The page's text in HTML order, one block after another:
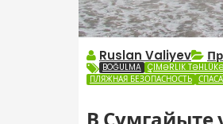
Ruslan Valiyev
BOĞULMA ÇIMƏRLIK
ПЛЯЖНАЯ БЕЗОПАСНОСТЬ